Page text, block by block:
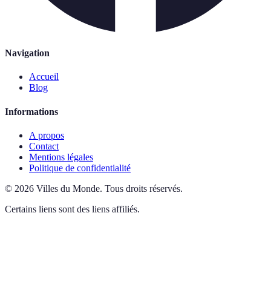
Navigation
Accueil
Blog
Informations
A propos
Contact
Mentions légales
Politique de confidentialité
© 2026 Villes du Monde. Tous droits réservés.
Certains liens sont des liens affiliés.